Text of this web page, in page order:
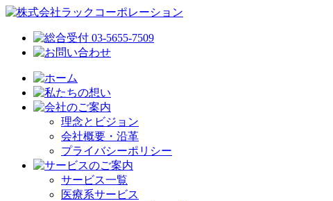
理念とビジョン
会社概要・沿革
プライバシーポリシー
サービス一覧
医療系サービス